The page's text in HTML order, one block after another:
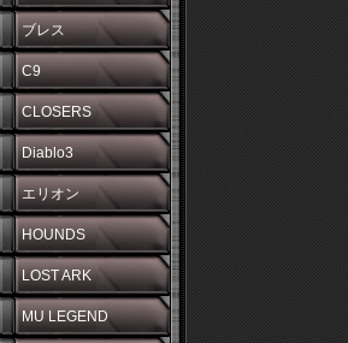
ブレス
C9
CLOSERS
Diablo3
エリオン
HOUNDS
LOST ARK
MU LEGEND